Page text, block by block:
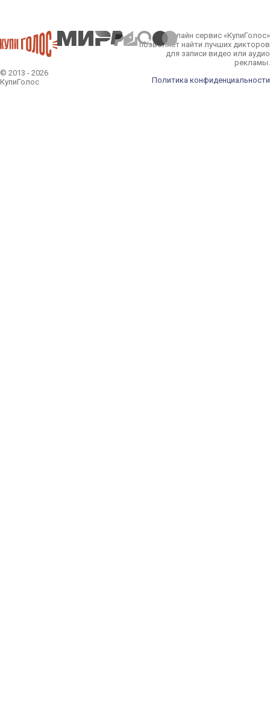
© 2013 - 2026
КупиГолос
Онлайн сервис «КупиГолос»
позволяет найти лучших дикторов
для записи видео или аудио
рекламы.
Политика конфиденциальности